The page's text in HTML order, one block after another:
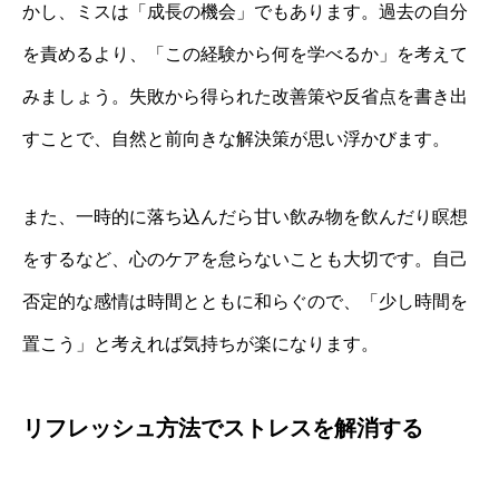
かし、ミスは「成長の機会」でもあります。過去の自分
を責めるより、「この経験から何を学べるか」を考えて
みましょう。失敗から得られた改善策や反省点を書き出
すことで、自然と前向きな解決策が思い浮かびます。
また、一時的に落ち込んだら甘い飲み物を飲んだり瞑想
をするなど、心のケアを怠らないことも大切です。自己
否定的な感情は時間とともに和らぐので、「少し時間を
置こう」と考えれば気持ちが楽になります。
リフレッシュ方法でストレスを解消する